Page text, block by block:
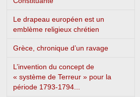
Le drapeau européen est un
emblème religieux chrétien
Grèce, chronique d’un ravage
L’invention du concept de
« système de Terreur » pour la
période 1793-1794...